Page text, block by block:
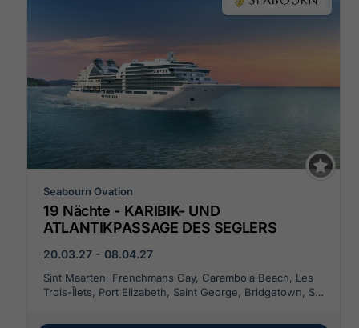
Seabourn Ovation
19 Nächte - KARIBIK- UND
ATLANTIKPASSAGE DES SEGLERS
20.03.27 - 08.04.27
Sint Maarten, Frenchmans Cay, Carambola Beach, Les
Trois-Îlets, Port Elizabeth, Saint George, Bridgetown, St.